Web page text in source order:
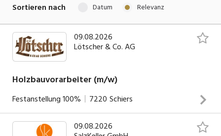
Lehrstelle
Ferienjob
POSITION
Führungsposition
Management / Kader
Einkauf, Logistik, Transport, Verkehr
Engineering, Technik, Architektur
Finanzen, Controlling, Treuhand, Recht
Gartenbau, Landwirtschaft, Forstwirtschaft
Gastronomie, Hotellerie, Tourismus,
Lebensmittel
Immobilien, Facility Management, Reinigung
Sortieren nach Datum Relevanz
09.08.2026
Lötscher & Co. AG
Holzbauvorarbeiter (m/w)
Festanstellung100% 7220 Schiers
Dein Aufgabenbereich Eigenständige Leitung und09.08.2026